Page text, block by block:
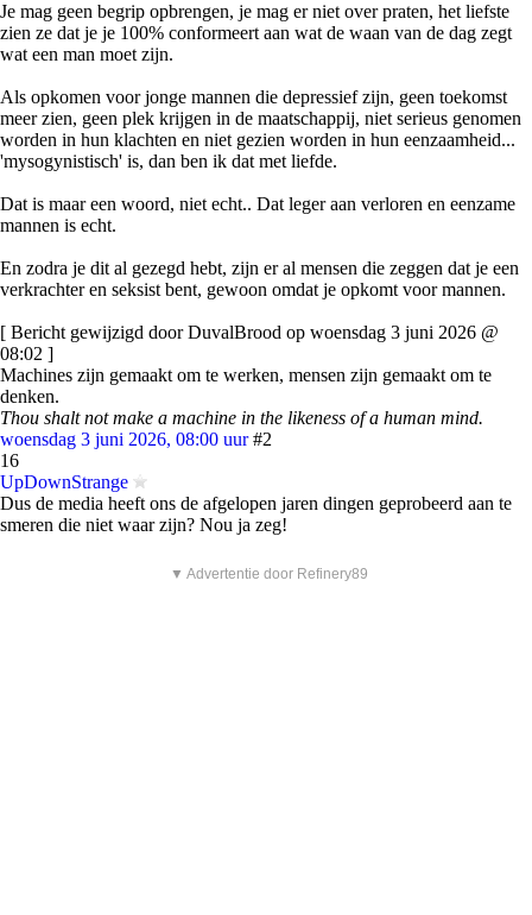
Je mag geen begrip opbrengen, je mag er niet over praten, het liefste
zien ze dat je je 100% conformeert aan wat de waan van de dag zegt
wat een man moet zijn.
Als opkomen voor jonge mannen die depressief zijn, geen toekomst
meer zien, geen plek krijgen in de maatschappij, niet serieus genomen
worden in hun klachten en niet gezien worden in hun eenzaamheid...
'mysogynistisch' is, dan ben ik dat met liefde.
Dat is maar een woord, niet echt.. Dat leger aan verloren en eenzame
mannen is echt.
En zodra je dit al gezegd hebt, zijn er al mensen die zeggen dat je een
verkrachter en seksist bent, gewoon omdat je opkomt voor mannen.
[ Bericht gewijzigd door DuvalBrood op woensdag 3 juni 2026 @
08:02 ]
Machines zijn gemaakt om te werken, mensen zijn gemaakt om te
denken.
Thou shalt not make a machine in the likeness of a human mind.
woensdag 3 juni 2026, 08:00 uur #2
16
UpDownStrange
Dus de media heeft ons de afgelopen jaren dingen geprobeerd aan te
smeren die niet waar zijn? Nou ja zeg!
▼ Advertentie door Refinery89